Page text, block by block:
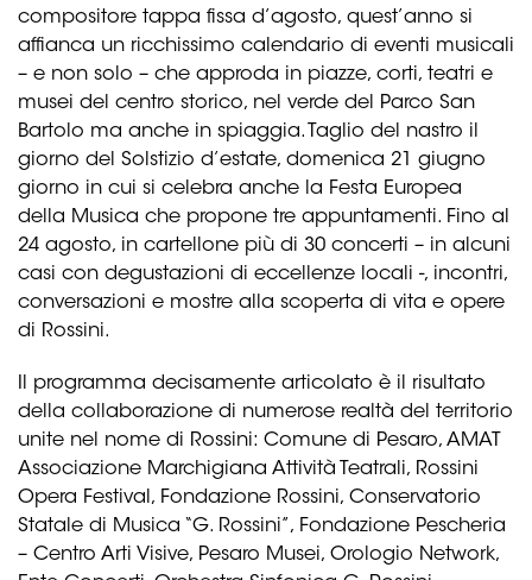
compositore tappa fissa d’agosto, quest’anno si
affianca un ricchissimo calendario di eventi musicali
– e non solo – che approda in piazze, corti, teatri e
musei del centro storico, nel verde del Parco San
Bartolo ma anche in spiaggia. Taglio del nastro il
giorno del Solstizio d’estate, domenica 21 giugno
giorno in cui si celebra anche la Festa Europea
della Musica che propone tre appuntamenti. Fino al
24 agosto, in cartellone più di 30 concerti – in alcuni
casi con degustazioni di eccellenze locali -, incontri,
conversazioni e mostre alla scoperta di vita e opere
di Rossini.
Il programma decisamente articolato è il risultato
della collaborazione di numerose realtà del territorio
unite nel nome di Rossini: Comune di Pesaro, AMAT
Associazione Marchigiana Attività Teatrali, Rossini
Opera Festival, Fondazione Rossini, Conservatorio
Statale di Musica “G. Rossini”, Fondazione Pescheria
– Centro Arti Visive, Pesaro Musei, Orologio Network,